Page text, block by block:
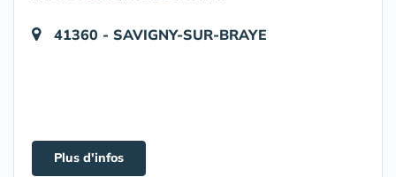
41360 - SAVIGNY-SUR-BRAYE
Plus d'infos